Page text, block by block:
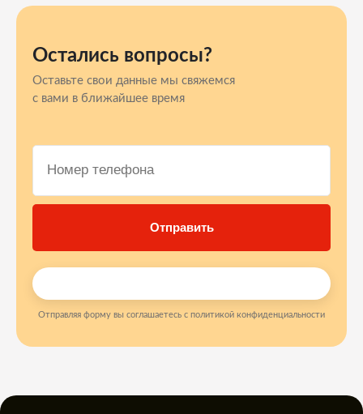
Остались вопросы?
Оставьте свои данные мы свяжемся
с вами в ближайшее время
Отправляя форму вы соглашаетесь с политикой конфиденциальности